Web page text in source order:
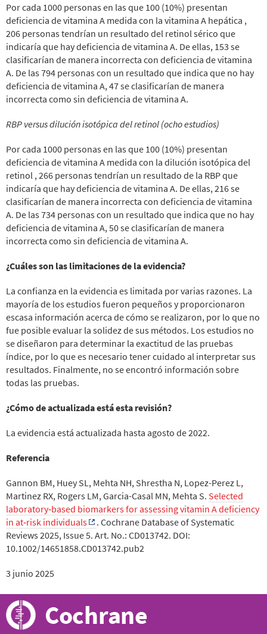
Por cada 1000 personas en las que 100 (10%) presentan
deficiencia de vitamina A medida con la vitamina A hepática ,
206 personas tendrían un resultado del retinol sérico que
indicaría que hay deficiencia de vitamina A. De ellas, 153 se
clasificarían de manera incorrecta con deficiencia de vitamina
A. De las 794 personas con un resultado que indica que no hay
deficiencia de vitamina A, 47 se clasificarían de manera
incorrecta como sin deficiencia de vitamina A.
RBP versus dilución isotópica del retinol (ocho estudios)
Por cada 1000 personas en las que 100 (10%) presentan
deficiencia de vitamina A medida con la dilución isotópica del
retinol , 266 personas tendrían un resultado de la RBP que
indicaría que hay deficiencia de vitamina A. De ellas, 216 se
clasificarían de manera incorrecta con deficiencia de vitamina
A. De las 734 personas con un resultado que indica que no hay
deficiencia de vitamina A, 50 se clasificarían de manera
incorrecta como sin deficiencia de vitamina A.
¿Cuáles son las limitaciones de la evidencia?
La confianza en la evidencia es limitada por varias razones. La
mayoría de los estudios fueron pequeños y proporcionaron
escasa información acerca de cómo se realizaron, por lo que no
fue posible evaluar la solidez de sus métodos. Los estudios no
se diseñaron para determinar la exactitud de las pruebas
índice, por lo que es necesario tener cuidado al interpretar sus
resultados. Finalmente, no se encontró información sobre
todas las pruebas.
¿Cómo de actualizada está esta revisión?
La evidencia está actualizada hasta agosto de 2022.
Referencia
Gannon BM, Huey SL, Mehta NH, Shrestha N, Lopez-Perez L,
Martinez RX, Rogers LM, Garcia-Casal MN, Mehta S. Selected
laboratory‐based biomarkers for assessing vitamin A deficiency
in at‐risk individuals
. Cochrane Database of Systematic
Reviews 2025, Issue 5. Art. No.: CD013742. DOI:
10.1002/14651858.CD013742.pub2
3 junio 2025
Cochrane